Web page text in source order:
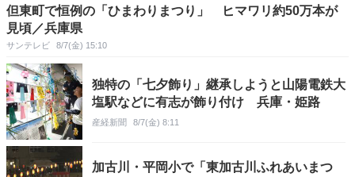
但東町で恒例の「ひまわりまつり」 ヒマワリ約50万本が
見頃／兵庫県
サンテレビ 8/7(金) 15:10
独特の「七夕飾り」継承しようと山陽電鉄大
塩駅などに有志が飾り付け 兵庫・姫路
産経新聞 8/7(金) 8:11
加古川・平岡小で「東加古川ふれあいまつ